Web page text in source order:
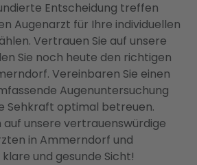
Entscheidung treffen
Augenarzt für Ihre individuellen
Vertrauen Sie auf unsere
Sie noch heute den richtigen
Vereinbaren Sie einen
Augenuntersuchung
Sehkraft optimal betreuen.
auf unsere vertrauenswürdige
in Ammerndorf und
und gesunde Sicht!